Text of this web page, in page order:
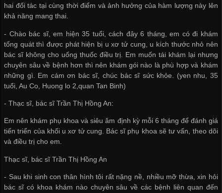
hai đối tác tại cùng thời điểm và ảnh hưởng của hàm lượng này lên
khả năng mang thai.
- Chào bác sĩ, em hiện 35 tuổi, cách đây 6 tháng, em có đi khám
tổng quát thì được phát hiện bị u xơ tử cung, u kích thước nhỏ nên
bác sĩ không cho uống thuốc điều trị. Em muốn tái khám lại nhưng
chuyên sâu về bệnh hơn thì nên khám gói nào là phù hợp và khám
những gì. Em cám ơn bác sĩ, chúc bác sĩ sức khỏe. (yen nhu, 35
tuổi, Au Co, Huong lo 2,quan Tan Binh)
- Thạc sĩ, bác sĩ Trần Thị Hồng An:
Em nên khám phụ khoa và siêu âm định kỳ mỗi 6 tháng để đánh giá
tiến triển của khối u xơ tử cung. Bác sĩ phụ khoa sẽ tư vấn, theo dõi
và điều trị cho em.
Thạc sĩ, bác sĩ Trần Thị Hồng An
- Sau khi sinh con thân hình tôi rất nặng nề, nhiều mỡ thừa, xin hỏi
bác sĩ có khoa khám nào chuyên sâu về các bệnh liên quan đến